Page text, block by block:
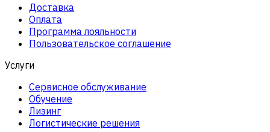
Доставка
Оплата
Программа лояльности
Пользовательское соглашение
Услуги
Сервисное обслуживание
Обучение
Лизинг
Логистические решения